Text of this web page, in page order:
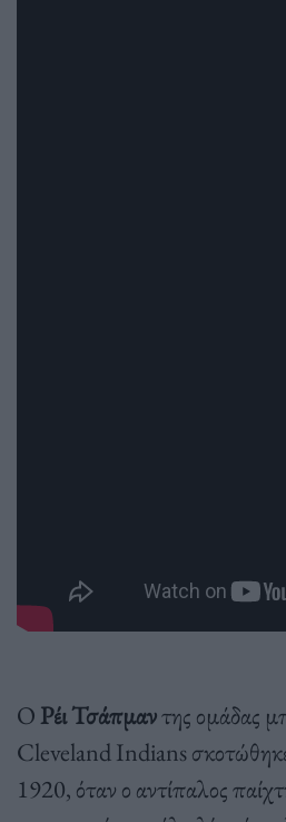
ΟΡέι Τσάπμαντης ομάδας
Cleveland Indians
1920, όταν ο αντίπαλος